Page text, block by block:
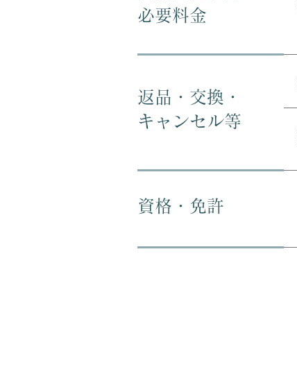
必要料金
返品・交換・
キャンセル等
資格・免許